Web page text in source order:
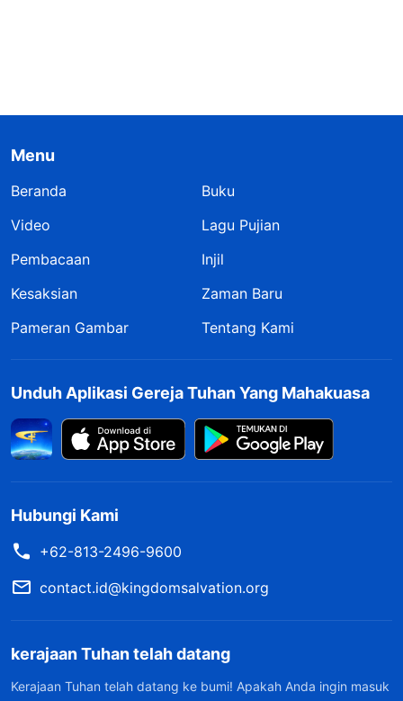
Menu
Beranda
Buku
Video
Lagu Pujian
Pembacaan
Injil
Kesaksian
Zaman Baru
Pameran Gambar
Tentang Kami
Unduh Aplikasi Gereja Tuhan Yang Mahakuasa
Hubungi Kami
+62-813-2496-9600
contact.id@kingdomsalvation.org
kerajaan Tuhan telah datang
Kerajaan Tuhan telah datang ke bumi! Apakah Anda ingin masuk